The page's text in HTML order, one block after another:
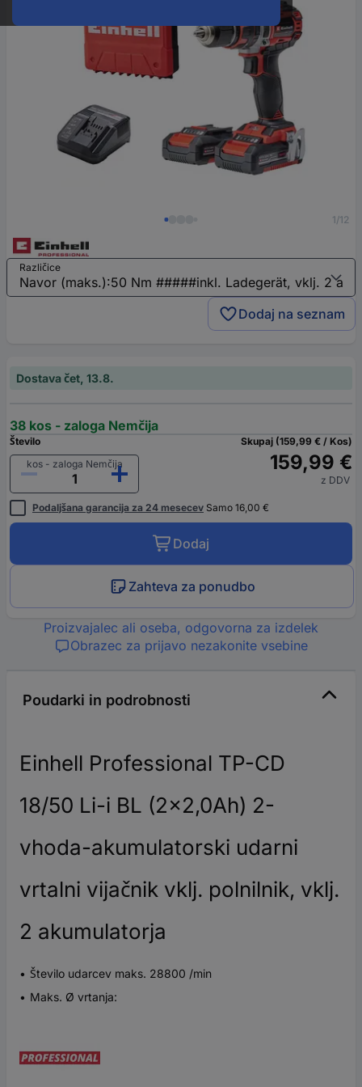
1/12
Različice
Dodaj na seznam
Dostava čet, 13.8.
38 kos - zaloga Nemčija
Število
kos - zaloga Nemčija
Skupaj (159,99 € / Kos)
159,99 €
z DDV
Podaljšana garancija za 24 mesecev Samo 16,00 €
Dodaj
Zahteva za ponudbo
Proizvajalec ali oseba, odgovorna za izdelek
Obrazec za prijavo nezakonite vsebine
Poudarki in podrobnosti
Einhell Professional TP-CD
18/50 Li-i BL (2x2,0Ah) 2-
vhoda-akumulatorski udarni
vrtalni vijačnik vklj. polnilnik, vklj.
2 akumulatorja
Število udarcev maks. 28800 /min
Maks. Ø vrtanja: